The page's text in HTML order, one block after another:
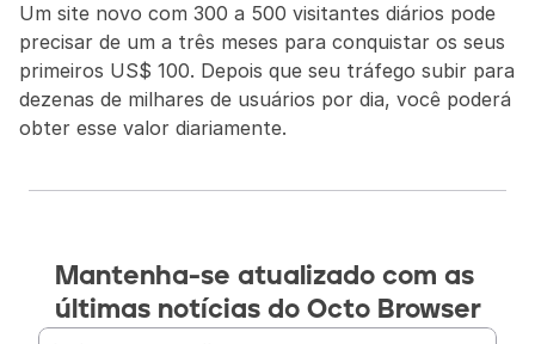
Um site novo com 300 a 500 visitantes diários pode
precisar de um a três meses para conquistar os seus
primeiros US$ 100. Depois que seu tráfego subir para
dezenas de milhares de usuários por dia, você poderá
obter esse valor diariamente.
Mantenha-se atualizado com as
últimas notícias do Octo Browser